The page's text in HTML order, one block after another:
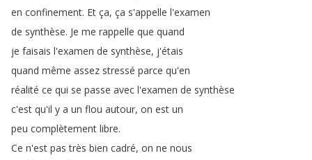
en confinement. Et ça, ça s'appelle l'examen
de synthèse. Je me rappelle que quand
je faisais l'examen de synthèse, j'étais
quand même assez stressé parce qu'en
réalité ce qui se passe avec l'examen de synthèse
c'est qu'il y a un flou autour, on est un
peu complètement libre.
Ce n'est pas très bien cadré, on ne nous